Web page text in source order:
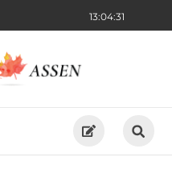
13:04:32